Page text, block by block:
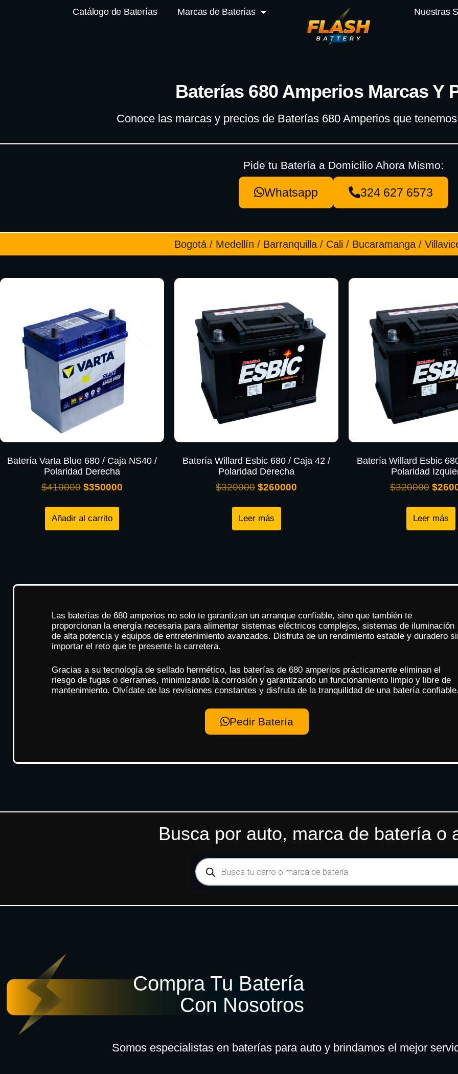
Catálogo de Baterías Marcas de Baterías Nuestras
Baterías 680 Amperios Marcas Y
Conoce las marcas y precios de Baterías 680 Amperios que
Pide tu Batería a Domicilio Ahora Mismo:
Whatsapp 324 627 6573
Bogotá / Medellín / Barranquilla / Cali / Bucaramanga /
Batería Varta Blue 680 / Caja NS40 /
Polaridad Derecha
$410000 $350000
Añadir al carrito
Batería Willard Esbic 680 / Caja 42 /
Polaridad Derecha
$320000 $260000
Leer más
Batería Willard Esbic
Polaridad
$320000 $
Leer más
Las baterías de 680 amperios no solo te garantizan un arranque confiable, sino que también te
proporcionan la energía necesaria para alimentar sistemas eléctricos complejos, sistemas de iluminación
de alta potencia y equipos de entretenimiento avanzados. Disfruta de un rendimiento estable y duradero
importar el reto que te presente la carretera.
Gracias a su tecnología de sellado hermético, las baterías de 680 amperios prácticamente eliminan el
riesgo de fugas o derrames, minimizando la corrosión y garantizando un funcionamiento limpio y libre de
mantenimiento. Olvídate de las revisiones constantes y disfruta de la tranquilidad de una batería confiable.
Pedir Batería
Busca por auto, marca de batería o
Compra Tu Batería
Con Nosotros
Somos especialistas en baterías para auto y brindamos el mejor